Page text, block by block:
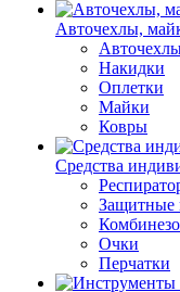
Авточехлы,
Накидки
Оплетки
Майки
Ковры
Средства
Защитные
Очки
Перчатки